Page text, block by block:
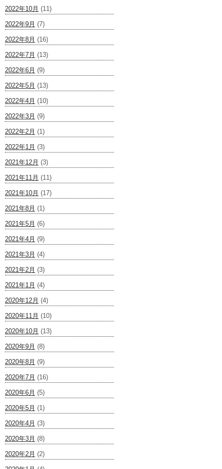
2022年10月 (11)
2022年9月 (7)
2022年8月 (16)
2022年7月 (13)
2022年6月 (9)
2022年5月 (13)
2022年4月 (10)
2022年3月 (9)
2022年2月 (1)
2022年1月 (3)
2021年12月 (3)
2021年11月 (11)
2021年10月 (17)
2021年8月 (1)
2021年5月 (6)
2021年4月 (9)
2021年3月 (4)
2021年2月 (3)
2021年1月 (4)
2020年12月 (4)
2020年11月 (10)
2020年10月 (13)
2020年9月 (8)
2020年8月 (9)
2020年7月 (16)
2020年6月 (5)
2020年5月 (1)
2020年4月 (3)
2020年3月 (8)
2020年2月 (2)